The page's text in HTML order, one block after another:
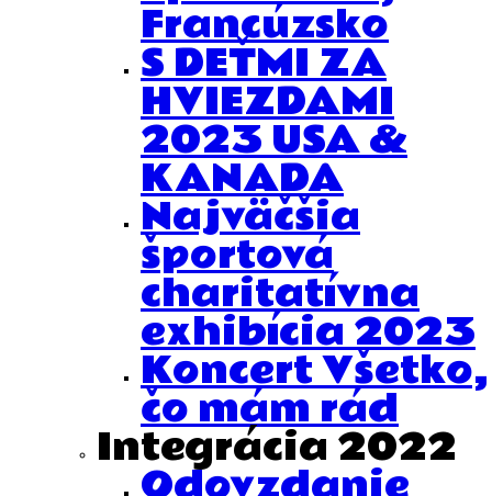
Francúzsko
S DEŤMI ZA
HVIEZDAMI
2023 USA &
KANADA
Najväčšia
športová
charitatívna
exhibícia 2023
Koncert Všetko,
čo mám rád
Integrácia 2022